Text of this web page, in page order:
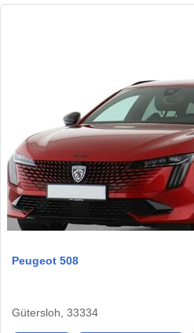
Peugeot 508
Gütersloh, 33334